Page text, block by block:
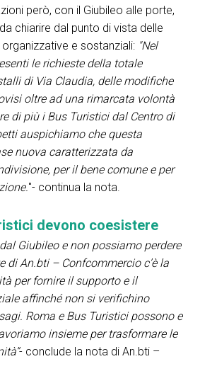
però, con il Giubileo alle porte,
chiarire dal punto di vista delle
e sostanziali: "Nel
le richieste della totale
di Via Claudia, delle modifiche
oltre ad una rimarcata volontà
di più i Bus Turistici dal Centro di
auspichiamo che questa
nuova caratterizzata da
per il bene comune e per
"- continua la nota.
devono coesistere
Giubileo e non possiamo perdere
di An.bti – Confcommercio c’è la
per fornire il supporto e il
affinché non si verifichino
Roma e Bus Turistici possono e
insieme per trasformare le
- conclude la nota di An.bti –